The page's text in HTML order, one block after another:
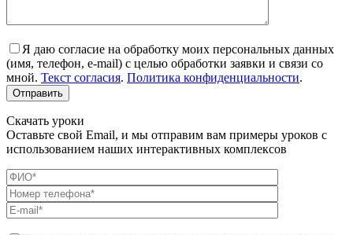
Я даю согласие на обработку моих персональных данных
(имя, телефон, e-mail) с целью обработки заявки и связи со
мной. Текст согласия. Политика конфиденциальности.
Скачать уроки
Оставьте свой Email, и мы отправим вам примеры уроков с
использованием наших интерактивных комплексов